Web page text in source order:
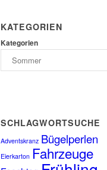
KATEGORIEN
Kategorien
SCHLAGWORTSUCHE
Adventskranz Bügelperlen
Eierkarton Fahrzeuge